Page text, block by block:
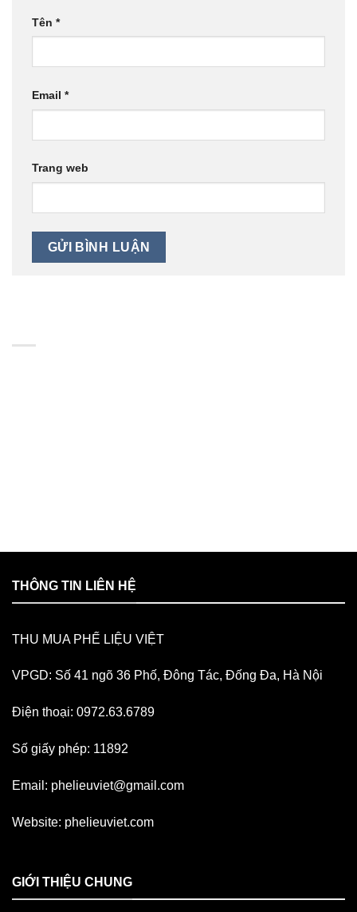
Tên *
Email *
Trang web
THÔNG TIN LIÊN HỆ
THU MUA PHẾ LIỆU VIỆT
VPGD: Số 41 ngõ 36 Phố, Đông Tác, Đống Đa, Hà Nội
Điện thoại: 0972.63.6789
Số giấy phép: 11892
Email: phelieuviet@gmail.com
Website: phelieuviet.com
GIỚI THIỆU CHUNG